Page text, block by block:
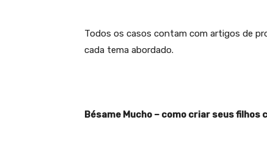
Todos os casos contam com artigos de
cada tema abordado.
Bésame Mucho – como criar seus filhos